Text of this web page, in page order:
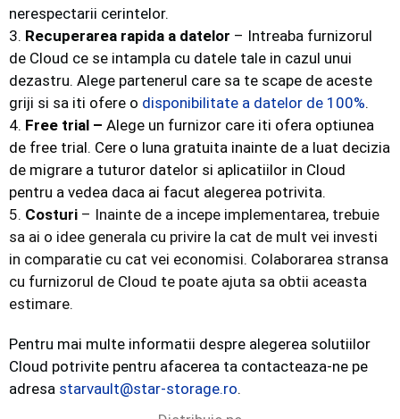
nerespectarii cerintelor.
3. Recuperarea rapida a datelor – Intreaba furnizorul
de Cloud ce se intampla cu datele tale in cazul unui
dezastru. Alege partenerul care sa te scape de aceste
griji si sa iti ofere o disponibilitate a datelor de 100%.
4. Free trial – Alege un furnizor care iti ofera optiunea
de free trial. Cere o luna gratuita inainte de a luat decizia
de migrare a tuturor datelor si aplicatiilor in Cloud
pentru a vedea daca ai facut alegerea potrivita.
5. Costuri – Inainte de a incepe implementarea, trebuie
sa ai o idee generala cu privire la cat de mult vei investi
in comparatie cu cat vei economisi. Colaborarea stransa
cu furnizorul de Cloud te poate ajuta sa obtii aceasta
estimare.
Pentru mai multe informatii despre alegerea solutiilor
Cloud potrivite pentru afacerea ta contacteaza-ne pe
adresa starvault@star-storage.ro.